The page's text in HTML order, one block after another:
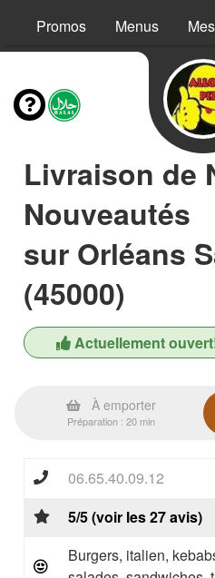
Promos Menus
Livraison de
Nouveautés
sur Orléans
(45000)
Actuellement
À emporter
Préparation : 20 min
06.65.40.09.12
5/5 (voir les 27 avis)
Burgers, italien,